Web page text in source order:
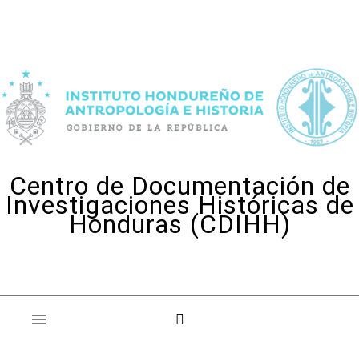
Centro de Documentación de
Investigaciones Históricas de
Honduras (CDIHH)